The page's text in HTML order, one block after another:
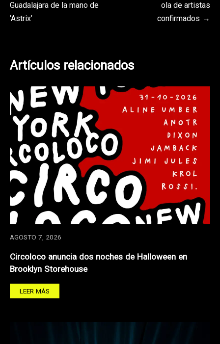
de
Guadalajara de la mano de
‘Astrix’
ola de artistas
confirmados
Artículos relacionados
AGOSTO 7, 2026
Circoloco anuncia dos noches de Halloween en
Brooklyn Storehouse
LEER MÁS